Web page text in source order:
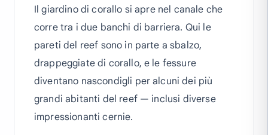
Il giardino di corallo si apre nel canale che
corre tra i due banchi di barriera. Qui le
pareti del reef sono in parte a sbalzo,
drappeggiate di corallo, e le fessure
diventano nascondigli per alcuni dei più
grandi abitanti del reef — inclusi diverse
impressionanti cernie.